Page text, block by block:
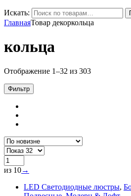
Искать:
ГлавнаяТовар декоркольца
кольца
Отображение 1–32 из 303
Фильтр
из 10→
LED Светодиодные люстры,